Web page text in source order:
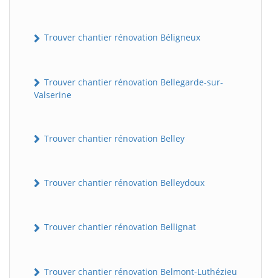
Trouver chantier rénovation Béligneux
Trouver chantier rénovation Bellegarde-sur-
Valserine
Trouver chantier rénovation Belley
Trouver chantier rénovation Belleydoux
Trouver chantier rénovation Bellignat
Trouver chantier rénovation Belmont-Luthézieu